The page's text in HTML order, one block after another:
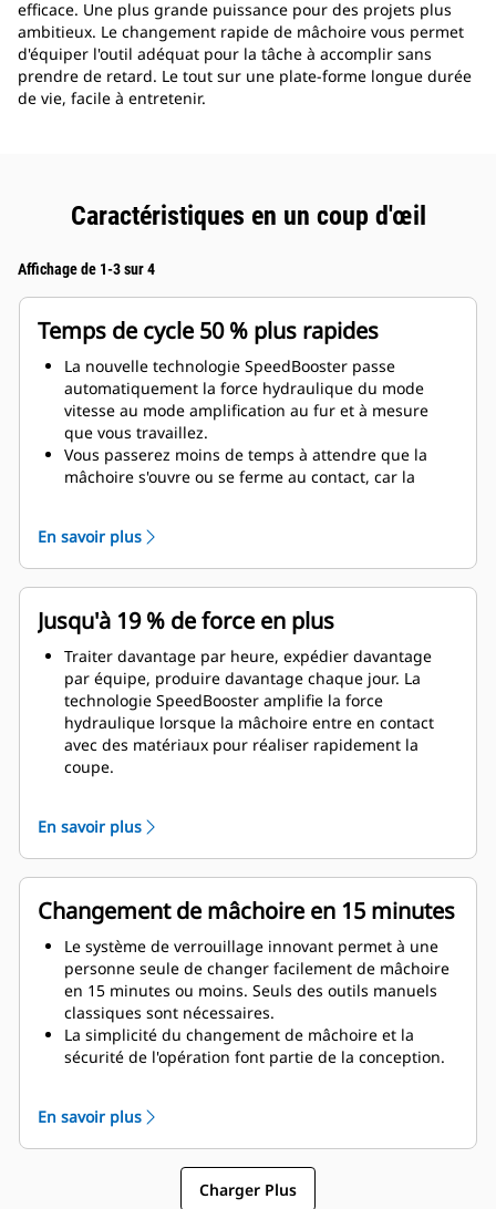
efficace. Une plus grande puissance pour des projets plus
ambitieux. Le changement rapide de mâchoire vous permet
d'équiper l'outil adéquat pour la tâche à accomplir sans
prendre de retard. Le tout sur une plate-forme longue durée
de vie, facile à entretenir.
Caractéristiques en un coup d'œil
Affichage de 1-3 sur 4
Temps de cycle 50 % plus rapides
La nouvelle technologie SpeedBooster passe
automatiquement la force hydraulique du mode
vitesse au mode amplification au fur et à mesure
que vous travaillez.
Vous passerez moins de temps à attendre que la
mâchoire s'ouvre ou se ferme au contact, car la
La force d'écrasement/de coupe maximale est
appliquée dès que la mâchoire entre en contact
avec le matériau.
En savoir plus
Jusqu'à 19 % de force en plus
Traiter davantage par heure, expédier davantage
par équipe, produire davantage chaque jour. La
technologie SpeedBooster amplifie la force
hydraulique lorsque la mâchoire entre en contact
avec des matériaux pour réaliser rapidement la
coupe.
maintient le centre de gravité aussi près que
possible de la machine.
Obtenez des performances maximales et un soutien
total avec une solution de démolition Cat complète.
Les programmes de la MP sont disponibles sur
l'écran du conducteur Cat de nouvelle génération.
Un seul point d'assistance pour l'ensemble du
système : votre concessionnaire Cat local.
En savoir plus
Changement de mâchoire en 15 minutes
Le système de verrouillage innovant permet à une
personne seule de changer facilement de mâchoire
en 15 minutes ou moins. Seuls des outils manuels
classiques sont nécessaires.
La simplicité du changement de mâchoire et la
sécurité de l'opération font partie de la conception.
La MP332 accepte les types de mâchoire suivants :
En savoir plus
Charger Plus